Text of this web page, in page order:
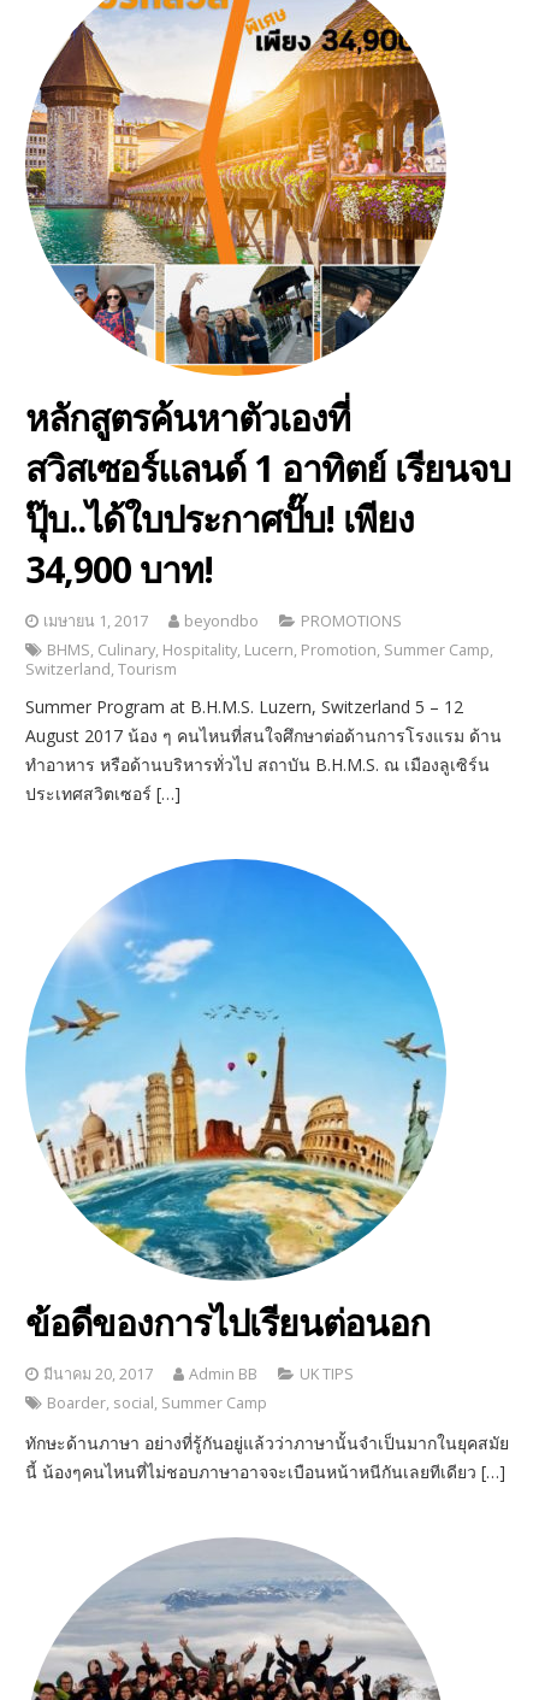
หลักสูตรค้นหาตัวเองที่
สวิสเซอร์แลนด์ 1 อาทิตย์ เรียนจบ
ปุ๊บ..ได้ใบประกาศปั๊บ! เพียง
34,900 บาท!
เมษายน 1, 2017 beyondbo
PROMOTIONS
BHMS, Culinary, Hospitality, Lucern, Promotion, Summer Camp,
Switzerland, Tourism
Summer Program at B.H.M.S. Luzern, Switzerland 5 – 12
August 2017 น้อง ๆ คนไหนที่สนใจศึกษาต่อด้านการโรงแรม ด้าน
ทำอาหาร หรือด้านบริหารทั่วไป สถาบัน B.H.M.S. ณ เมืองลูเซิร์น
ประเทศสวิตเซอร์ […]
ข้อดีของการไปเรียนต่อนอก
มีนาคม 20, 2017 Admin BB
UK TIPS
Boarder, social, Summer Camp
ทักษะด้านภาษา อย่างที่รู้กันอยู่แล้วว่าภาษานั้นจำเป็นมากในยุคสมัย
นี้ น้องๆคนไหนที่ไม่ชอบภาษาอาจจะเบือนหน้าหนีกันเลยทีเดียว […]